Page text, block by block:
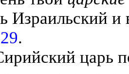
Израильский
.
царь